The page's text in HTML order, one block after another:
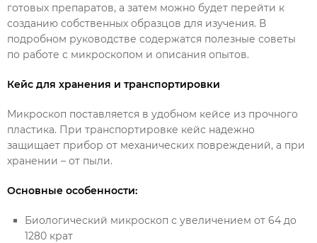
готовых препаратов, а затем можно будет перейти к
созданию собственных образцов для изучения. В
подробном руководстве содержатся полезные советы
по работе с микроскопом и описания опытов.
Кейс для хранения и транспортировки
Микроскоп поставляется в удобном кейсе из прочного
пластика. При транспортировке кейс надежно
защищает прибор от механических повреждений, а при
хранении – от пыли.
Основные особенности:
Биологический микроскоп с увеличением от 64 до
1280 крат